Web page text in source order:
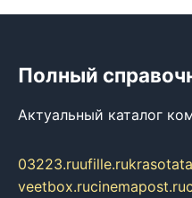
Полный
Актуальный каталог
03223.ruufille.ru
veetbox.rucinemapost.ru